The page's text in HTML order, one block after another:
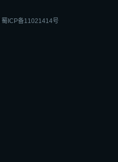
蜀ICP备11021414号